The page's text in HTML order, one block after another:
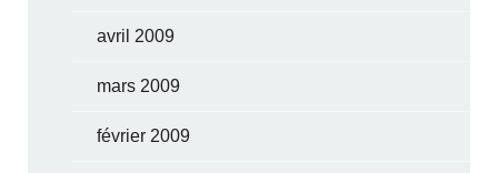
avril 2009
mars 2009
février 2009